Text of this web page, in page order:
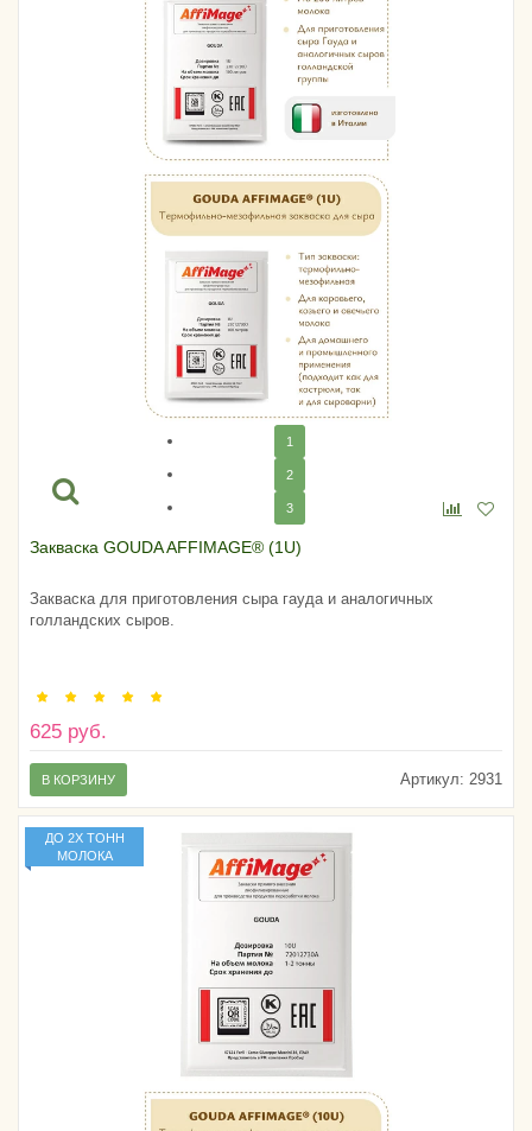
1
2
3
Закваска GOUDA AFFIMAGE® (1U)
Закваска для приготовления сыра гауда и аналогичных
голландских сыров.
625 руб.
Артикул: 2931
В КОРЗИНУ
ДО 2Х ТОНН
МОЛОКА